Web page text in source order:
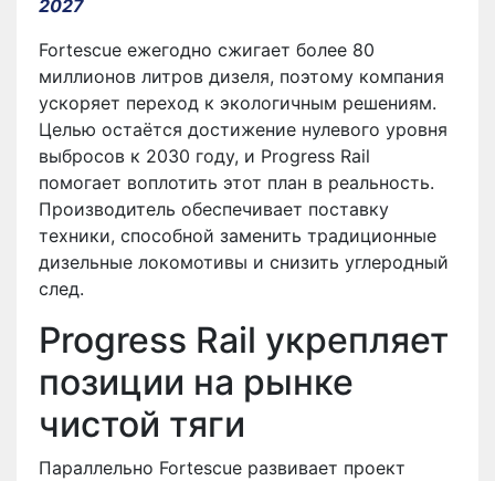
2027
Fortescue ежегодно сжигает более 80
миллионов литров дизеля, поэтому компания
ускоряет переход к экологичным решениям.
Целью остаётся достижение нулевого уровня
выбросов к 2030 году, и Progress Rail
помогает воплотить этот план в реальность.
Производитель обеспечивает поставку
техники, способной заменить традиционные
дизельные локомотивы и снизить углеродный
след.
Progress Rail укрепляет
позиции на рынке
чистой тяги
Параллельно Fortescue развивает проект